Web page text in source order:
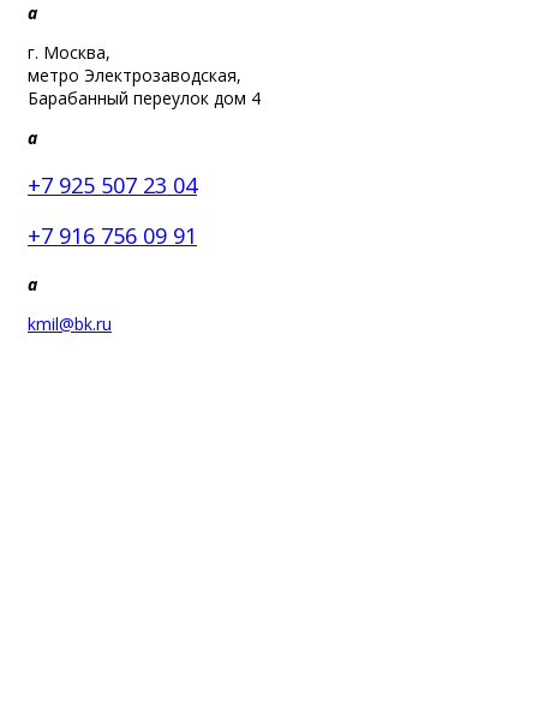
a
г. Москва,
метро Электрозаводская,
Барабанный переулок дом 4
a
+7 925 507 23 04
+7 916 756 09 91
a
kmil@bk.ru